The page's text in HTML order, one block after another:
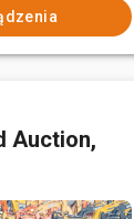
Auction,